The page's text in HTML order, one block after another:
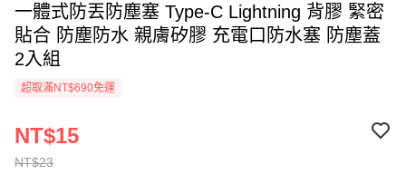
一體式防丟防塵塞 Type-C Lightning 背膠 緊密
貼合 防塵防水 親膚矽膠 充電口防水塞 防塵蓋
2入組
超取滿NT$690免運
NT$23
NT$15